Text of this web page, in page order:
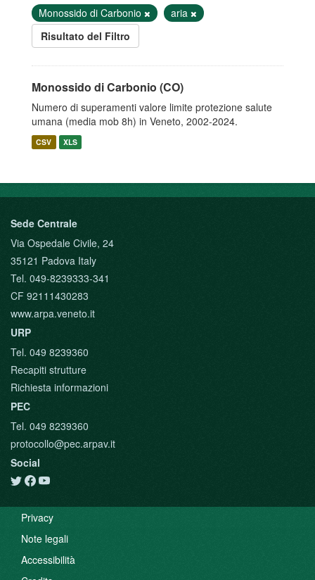
Monossido di Carbonio
aria
Risultato del Filtro
Monossido di Carbonio (CO)
Numero di superamenti valore limite protezione salute
umana (media mob 8h) in Veneto, 2002-2024.
CSV XLS
Sede Centrale
Via Ospedale Civile, 24
35121 Padova Italy
Tel. 049-8239333-341
CF 92111430283
www.arpa.veneto.it
URP
Tel. 049 8239360
Recapiti strutture
Richiesta informazioni
PEC
Tel. 049 8239360
protocollo@pec.arpav.it
Social
Privacy
Note legali
Accessibilità